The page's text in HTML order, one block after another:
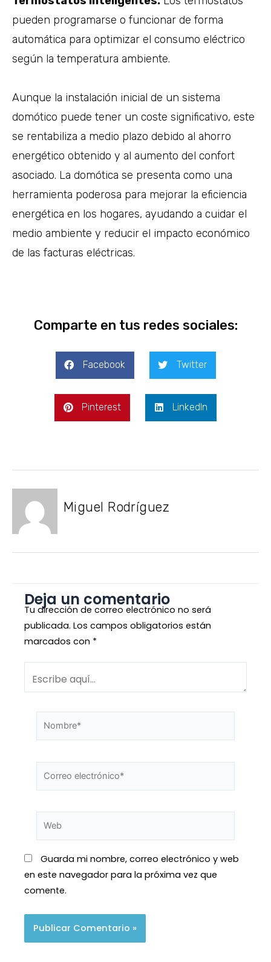
pueden programarse o funcionar de forma
automática para optimizar el consumo eléctrico
según la temperatura ambiente.
Aunque la instalación inicial de un sistema
domótico puede tener un coste significativo, este
se rentabiliza a medio plazo debido al ahorro
energético obtenido y al aumento del confort
asociado. La domótica se presenta como una
herramienta poderosa para mejorar la eficiencia
energética en los hogares, ayudando a cuidar el
medio ambiente y reducir el impacto económico
de las facturas eléctricas.
Comparte en tus redes sociales:
Facebook Twitter
Pinterest LinkedIn
Miguel Rodríguez
Deja un comentario
Tu dirección de correo electrónico no será
publicada. Los campos obligatorios están
marcados con *
Guarda mi nombre, correo electrónico y web
en este navegador para la próxima vez que
comente.